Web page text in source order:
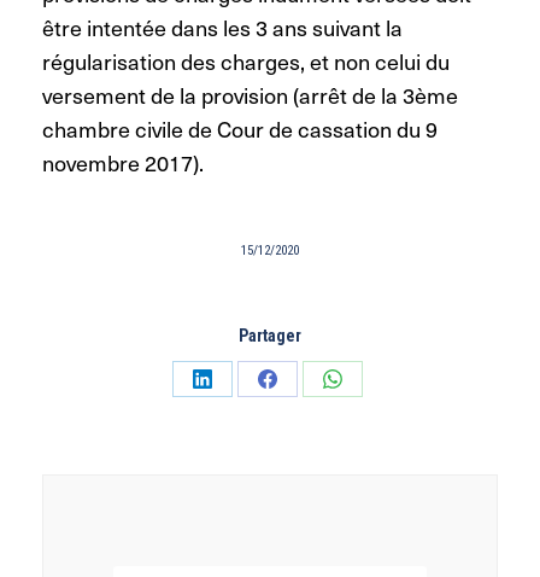
être intentée dans les 3 ans suivant la
régularisation des charges, et non celui du
versement de la provision (arrêt de la 3ème
chambre civile de Cour de cassation du 9
novembre 2017).
15/12/2020
Partager
PartagerPartagerPartager